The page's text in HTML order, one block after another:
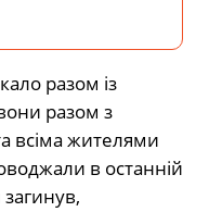
разом із
разом з
всіма жителями
в останній